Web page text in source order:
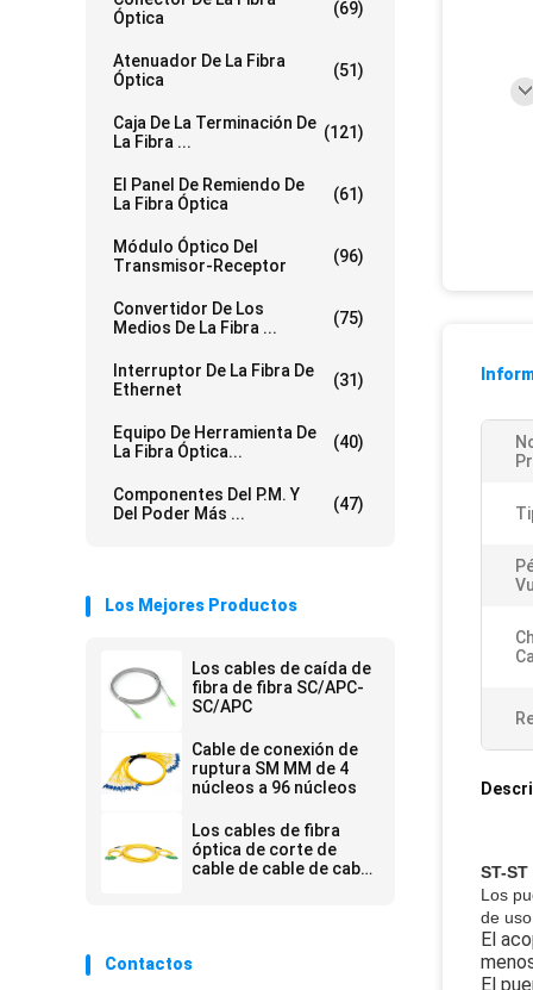
Óptica
(69)
Atenuador De La Fibra
Óptica
(51)
Caja De La Terminación De
La Fibra ...
(121)
El Panel De Remiendo De
La Fibra Óptica
(61)
Módulo Óptico Del
Transmisor-Receptor
(96)
Convertidor De Los
Medios De La Fibra ...
(75)
Interruptor De La Fibra De
Ethernet
(31)
Equipo De Herramienta De
La Fibra Óptica...
(40)
Componentes Del P.M. Y
Del Poder Más ...
(47)
Los Mejores Productos
Los cables de caída de
fibra de fibra SC/APC-
SC/APC
Cable de conexión de
ruptura SM MM de 4
núcleos a 96 núcleos
Los cables de fibra
óptica de corte de
cable de cable de cable
cable de cable de cable
Contactos
ST-
Los
de
El
El